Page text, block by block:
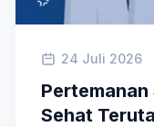
24 Juli 2026
Sehat